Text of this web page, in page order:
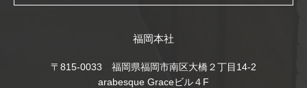
福岡本社
〒815-0033 福岡県福岡市南区大橋２丁目14-2
arabesque Graceビル４F